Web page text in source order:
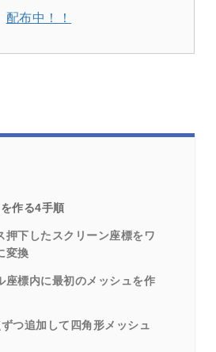
配布中！！
作る4手順
下したスクリーン座標をワ
変換
標内に最初のメッシュを作
つ追加して四角形メッシュ